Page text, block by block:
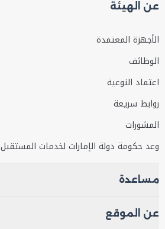
عن الهيئة
الأجهزة المعتمدة
الوظائف
اعتماد النوعية
روابط سريعة
المشورات
وعد حكومة دولة الإمارات لخدمات المستقبل
مساعدة
عن الموقع